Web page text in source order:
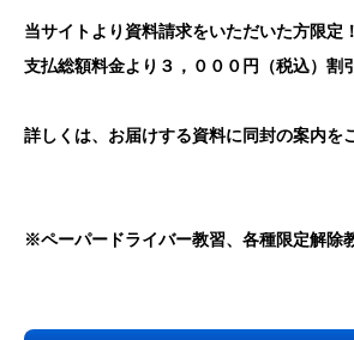
当サイトより資料請求をいただいた方限定
支払総額料金より３，０００円（税込）割
詳しくは、お届けする資料に同封の案内を
※ペーパードライバー教習、各種限定解除